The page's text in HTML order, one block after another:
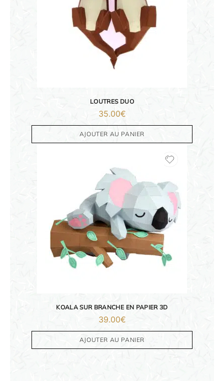
LOUTRES DUO
35.00€
AJOUTER AU PANIER
KOALA SUR BRANCHE EN PAPIER 3D
39.00€
AJOUTER AU PANIER
IDÉES CADEAUX